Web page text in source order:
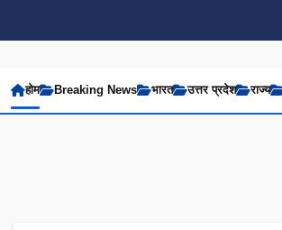
होम Breaking News भारत उत्तर प्रदेश राज्य